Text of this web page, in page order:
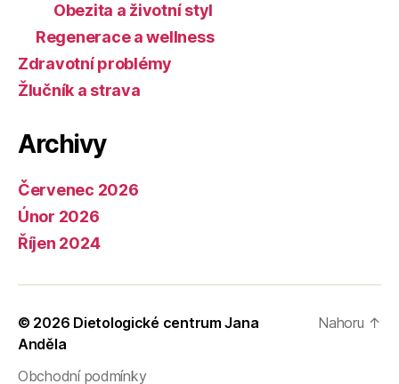
Obezita a životní styl
Regenerace a wellness
Zdravotní problémy
Žlučník a strava
Archivy
Červenec 2026
Únor 2026
Říjen 2024
© 2026 Dietologické centrum Jana
Anděla
Obchodní podmínky
Nahoru ↑